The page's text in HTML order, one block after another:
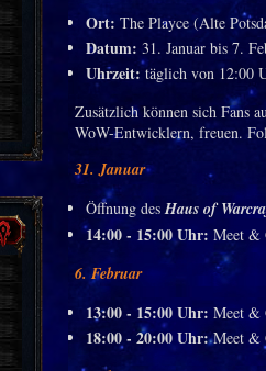
Ort: The Playce (Alte
Datum: 31. Januar bis 7.
Uhrzeit:täglich von 12:00
Zusätzlich können sich Fans
WoW-Entwicklern, freuen.
31. Januar
Öffnung desHaus of
14:00 - 15:00 Uhr: Meet &
6. Februar
13:00 - 15:00 Uhr: Meet &
18:00 - 20:00 Uhr:Meet &